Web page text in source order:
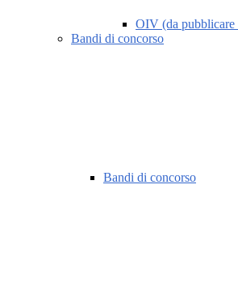
OIV (da pubblicare
Bandi di concorso
Bandi di concorso